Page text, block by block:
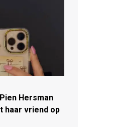
Hersman
haar vriend op